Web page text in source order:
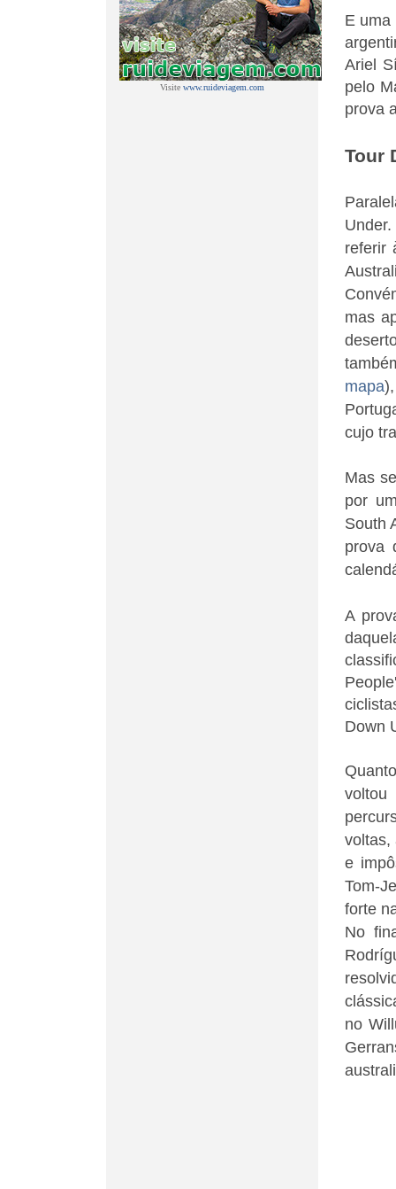
E uma
Ariel
pelo
prova
Tour
referir
mas
mapa
cujo
Mas
por
South
prova
A
Down
voltas,
e
Tom-
forte
No
no
Visite www.ruideviagem.com